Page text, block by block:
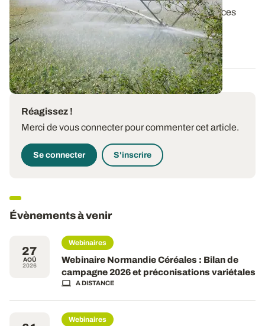
Bien gérer son irrigation, c’est préserver les ressources
hydriques en mettant en relation...
20 AOÛT 2020
Réagissez !
Merci de vous connecter pour commenter cet article.
Se connecter S'inscrire
Évènements à venir
27
AOÛ
2026
Webinaires
Webinaire Normandie Céréales : Bilan de
campagne 2026 et préconisations variétales
A DISTANCE
Webinaires